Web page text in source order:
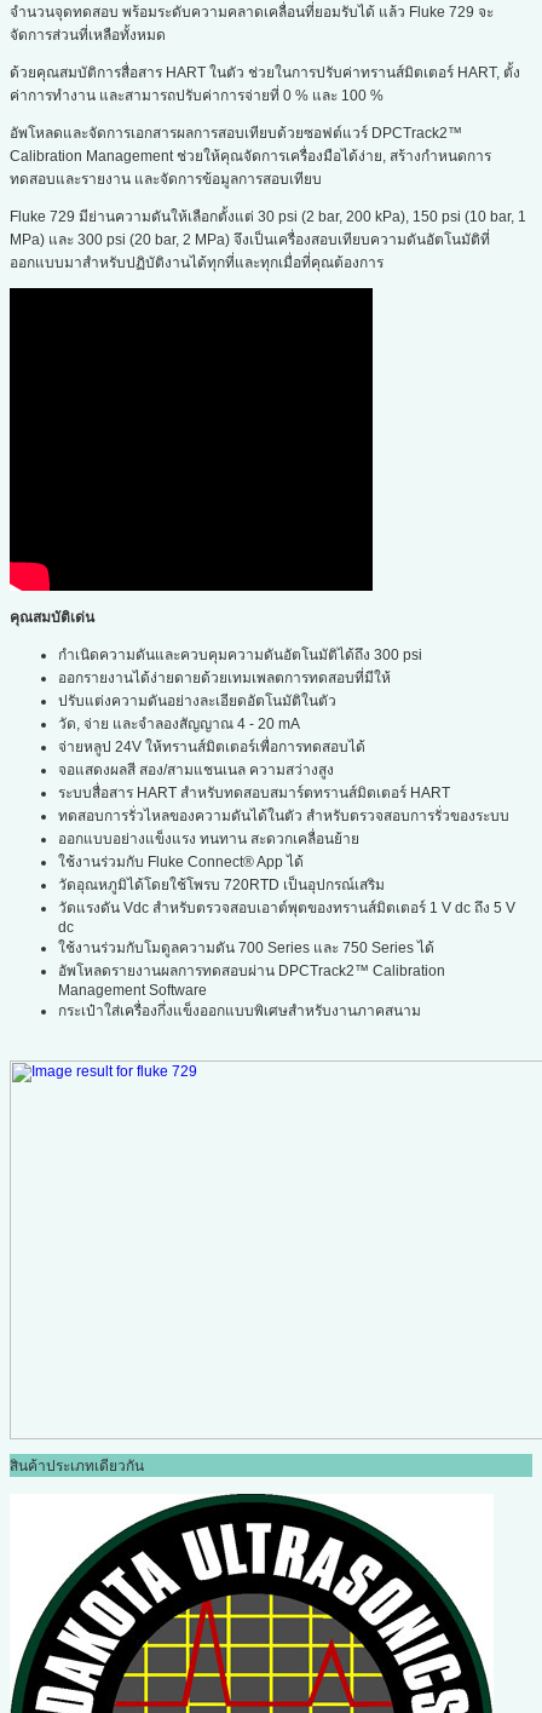
จำนวนจุดทดสอบ พร้อมระดับความคลาดเคลื่อนที่ยอมรับได้ แล้ว Fluke 729 จะ
จัดการส่วนที่เหลือทั้งหมด
ด้วยคุณสมบัติการสื่อสาร HART ในตัว ช่วยในการปรับค่าทรานส์มิตเตอร์ HART, ตั้ง
ค่าการทำงาน และสามารถปรับค่าการจ่ายที่ 0 % และ 100 %
อัพโหลดและจัดการเอกสารผลการสอบเทียบด้วยซอฟต์แวร์ DPCTrack2™
Calibration Management ช่วยให้คุณจัดการเครื่องมือได้ง่าย, สร้างกำหนดการ
ทดสอบและรายงาน และจัดการข้อมูลการสอบเทียบ
Fluke 729 มีย่านความดันให้เลือกตั้งแต่ 30 psi (2 bar, 200 kPa), 150 psi (10 bar, 1
MPa) และ 300 psi (20 bar, 2 MPa) จึงเป็นเครื่องสอบเทียบความดันอัตโนมัติที่
ออกแบบมาสำหรับปฏิบัติงานได้ทุกที่และทุกเมื่อที่คุณต้องการ
คุณสมบัติเด่น
กำเนิดความดันและควบคุมความดันอัตโนมัติได้ถึง 300 psi
ออกรายงานได้ง่ายดายด้วยเทมเพลตการทดสอบที่มีให้
ปรับแต่งความดันอย่างละเอียดอัตโนมัติในตัว
วัด, จ่าย และจำลองสัญญาณ 4 - 20 mA
จ่ายหลูป 24V ให้ทรานส์มิตเตอร์เพื่อการทดสอบได้
จอแสดงผลสี สอง/สามแชนเนล ความสว่างสูง
ระบบสื่อสาร HART สำหรับทดสอบสมาร์ตทรานส์มิตเตอร์ HART
ทดสอบการรั่วไหลของความดันได้ในตัว สำหรับตรวจสอบการรั่วของระบบ
ออกแบบอย่างแข็งแรง ทนทาน สะดวกเคลื่อนย้าย
ใช้งานร่วมกับ Fluke Connect® App ได้
วัดอุณหภูมิได้โดยใช้โพรบ 720RTD เป็นอุปกรณ์เสริม
วัดแรงดัน Vdc สำหรับตรวจสอบเอาต์พุตของทรานส์มิตเตอร์ 1 V dc ถึง 5 V
dc
ใช้งานร่วมกับโมดูลความดัน 700 Series และ 750 Series ได้
อัพโหลดรายงานผลการทดสอบผ่าน DPCTrack2™ Calibration
Management Software
กระเป๋าใส่เครื่องกึ่งแข็งออกแบบพิเศษสำหรับงานภาคสนาม
สินค้าประเภทเดียวกัน